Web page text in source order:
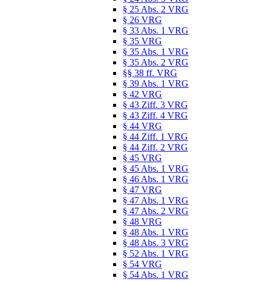
§ 25 Abs. 2 VRG
§ 26 VRG
§ 33 Abs. 1 VRG
§ 35 VRG
§ 35 Abs. 1 VRG
§ 35 Abs. 2 VRG
§§ 38 ff. VRG
§ 39 Abs. 1 VRG
§ 42 VRG
§ 43 Ziff. 3 VRG
§ 43 Ziff. 4 VRG
§ 44 VRG
§ 44 Ziff. 1 VRG
§ 44 Ziff. 2 VRG
§ 45 VRG
§ 45 Abs. 1 VRG
§ 46 Abs. 1 VRG
§ 47 VRG
§ 47 Abs. 1 VRG
§ 47 Abs. 2 VRG
§ 48 VRG
§ 48 Abs. 1 VRG
§ 48 Abs. 3 VRG
§ 52 Abs. 1 VRG
§ 54 VRG
§ 54 Abs. 1 VRG